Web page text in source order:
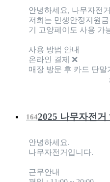
안녕하세요, 나무자전
저희는 민생안정지원
기 고양페이도 사용 가
사용 방법 안내
온라인 결제 ❌
매장 방문 후 카드 단
1642025 나무자전거
안녕하세요.
나무자전거입니다.
근무안내